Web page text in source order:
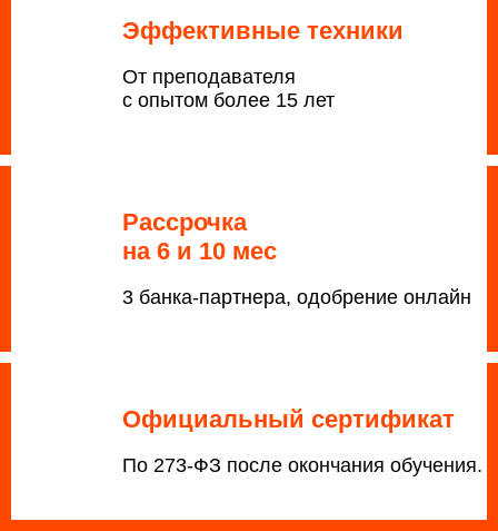
Эффективные техники
От преподавателя
с опытом более 15 лет
Рассрочка
на 6 и 10 мес
3 банка-партнера, одобрение онлайн
Официальный сертификат
По 273-ФЗ после окончания обучения.